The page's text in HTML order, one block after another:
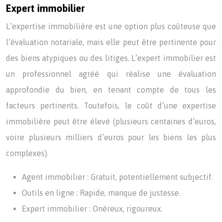
Expert immobilier
L’expertise immobilière est une option plus coûteuse que
l’évaluation notariale, mais elle peut être pertinente pour
des biens atypiques ou des litiges. L’expert immobilier est
un professionnel agréé qui réalise une évaluation
approfondie du bien, en tenant compte de tous les
facteurs pertinents. Toutefois, le coût d’une expertise
immobilière peut être élevé (plusieurs centaines d’euros,
voire plusieurs milliers d’euros pour les biens les plus
complexes).
Agent immobilier : Gratuit, potentiellement subjectif.
Outils en ligne : Rapide, manque de justesse.
Expert immobilier : Onéreux, rigoureux.